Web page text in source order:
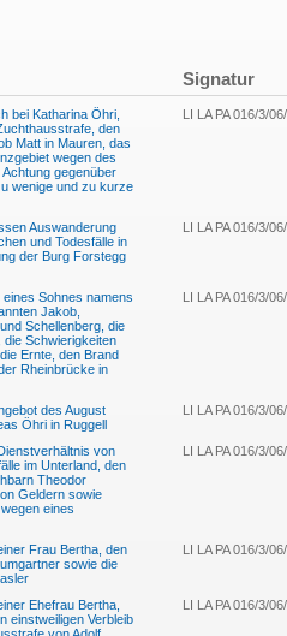
Signatur
bei Katharina Öhri,
den
Matt in Mauren, das
wegen des
gegenüber
wenige und zu kurze
LI LA PA 016/3/
Auswanderung
und Todesfälle in
der Burg Forstegg
LI LA PA 016/3/
Sohnes namens
Jakob,
Schellenberg, die
Schwierigkeiten
Ernte, den Brand
Rheinbrücke in
LI LA PA 016/3/
des August
Öhri in Ruggell
LI LA PA 016/3/
von
im Unterland, den
Theodor
Geldern sowie
eines
LI LA PA 016/3/
Frau Bertha, den
sowie die
LI LA PA 016/3/
Ehefrau Bertha,
einstweiligen Verbleib
LI LA PA 016/3/